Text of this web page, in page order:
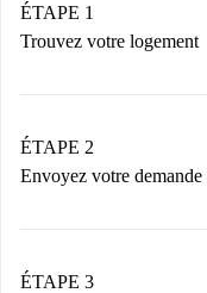
ÉTAPE 1
Trouvez votre logement
Vous disposez à
nécessaires.
ÉTAPE 2
Envoyez votre demande
Nous ne vous
ÉTAPE 3